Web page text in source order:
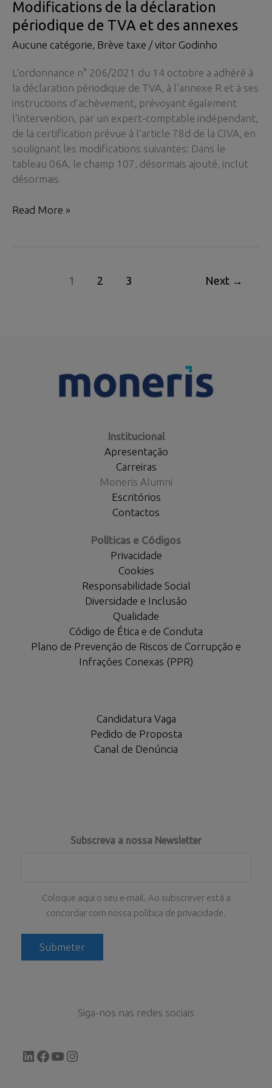
der
Anhänge
Modifications de la déclaration
périodique de TVA et des annexes
Aucune catégorie Brève taxe /vitor Godinho
L’ordonnance n° 206/2021 du 14 octobre a adhéré à
la déclaration périodique de TVA, à l’annexe R et à ses
instructions d’achèvement, prévoyant également
l’intervention, par un expert-comptable indépendant,
de la certification prévue à l’article 78d de la CIVA, en
soulignant les modifications suivantes: Dans le
tableau 06A, le champ 107, désormais ajouté, inclut
désormais
Modifications
Read More »
1 2 3 Next →
Institucional
Apresentação
Carreiras
Moneris Alumni
Escritórios
Contactos
Políticas e Códigos
Privacidade
Cookies
Responsabilidade Social
Diversidade e Inclusão
Qualidade
Código de Ética e de Conduta
Plano de Prevenção de Riscos de Corrupção e
Infrações Conexas (PPR)
Candidatura Vaga
Pedido de Proposta
Canal de Denúncia
Subscreva a nossa Newsletter
Coloque aqui o seu e-mail. Ao subscrever está a
concordar com nossa política de privacidade.
Siga-nos nas redes sociais
LinkedIn
Facebook
YouTube
Instagram